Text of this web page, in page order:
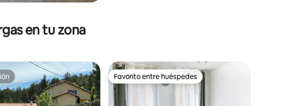
en tu zona
Favorito entre huéspedes
Favorito entre huéspedes